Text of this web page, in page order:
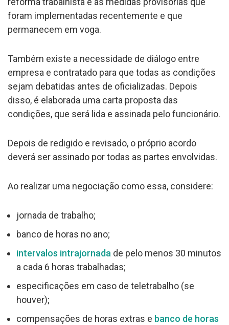
foram implementadas recentemente e que
permanecem em voga.
Também existe a necessidade de diálogo entre
empresa e contratado para que todas as condições
sejam debatidas antes de oficializadas. Depois
disso, é elaborada uma carta proposta das
condições, que será lida e assinada pelo funcionário.
Depois de redigido e revisado, o próprio acordo
deverá ser assinado por todas as partes envolvidas.
Ao realizar uma negociação como essa, considere:
jornada de trabalho;
banco de horas no ano;
intervalos intrajornada de pelo menos 30 minutos
a cada 6 horas trabalhadas;
especificações em caso de teletrabalho (se
houver);
compensações de horas extras e banco de horas